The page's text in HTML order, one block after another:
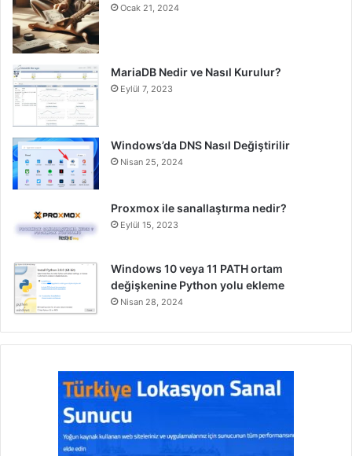
Ocak 21, 2024
MariaDB Nedir ve Nasıl Kurulur?
Eylül 7, 2023
Windows’da DNS Nasıl Değiştirilir
Nisan 25, 2024
Proxmox ile sanallaştırma nedir?
Eylül 15, 2023
Windows 10 veya 11 PATH ortam
değişkenine Python yolu ekleme
Nisan 28, 2024